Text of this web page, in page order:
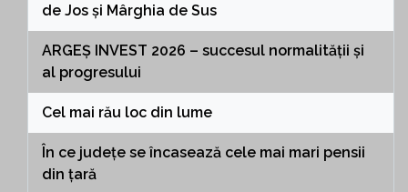
de Jos și Mârghia de Sus
ARGEȘ INVEST 2026 – succesul normalității și
al progresului
Cel mai rău loc din lume
În ce județe se încasează cele mai mari pensii
din țară